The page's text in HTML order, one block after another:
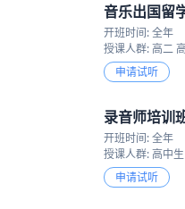
音乐出国留
开班时间: 全年
授课人群: 高二
申请试听
录音师培训
开班时间: 全年
授课人群: 高中
申请试听